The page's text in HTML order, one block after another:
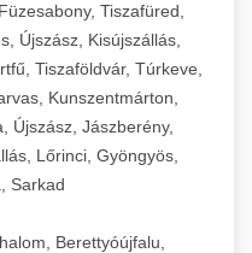
Tiszafüred,
Újszász, Kisújszállás,
Tiszaföldvár, Túrkeve,
Kunszentmárton,
Újszász, Jászberény,
Lőrinci, Gyöngyös,
Sarkad
Berettyóújfalu,